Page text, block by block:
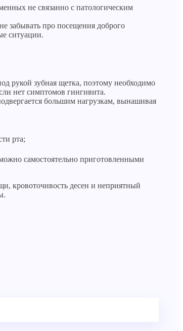
не связанно с патологическим
забывать про посещения доброго
ситуации.
рукой зубная щетка, поэтому необходимо
нет симптомов гингивита.
большим нагрузкам, вынашивая
рта;
самостоятельно приготовленными
кровоточивость десен и неприятный